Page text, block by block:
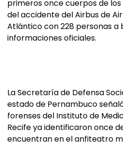
primeros once cuerpos de
del accidente del Airbus de
Atlántico con 228 personas a
informaciones oficiales.
La Secretaría de Defensa
estado de Pernambuco
forenses del Instituto de
Recife ya identificaron once
encuentran en el anfiteatro